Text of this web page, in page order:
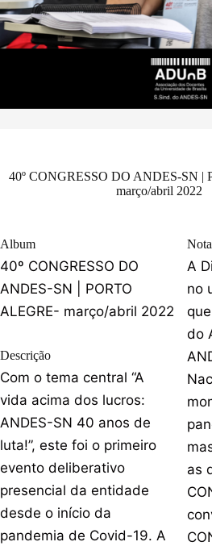
40º CONGRESSO DO ANDES-SN |
março/abril 2022
Album
40º CONGRESSO DO
ANDES-SN | PORTO
ALEGRE- março/abril 2022
Descrição
Com o tema central “A
vida acima dos lucros:
ANDES-SN 40 anos de
luta!”, este foi o primeiro
evento deliberativo
presencial da entidade
desde o início da
pandemia de Covid-19. A
A
no
do
as